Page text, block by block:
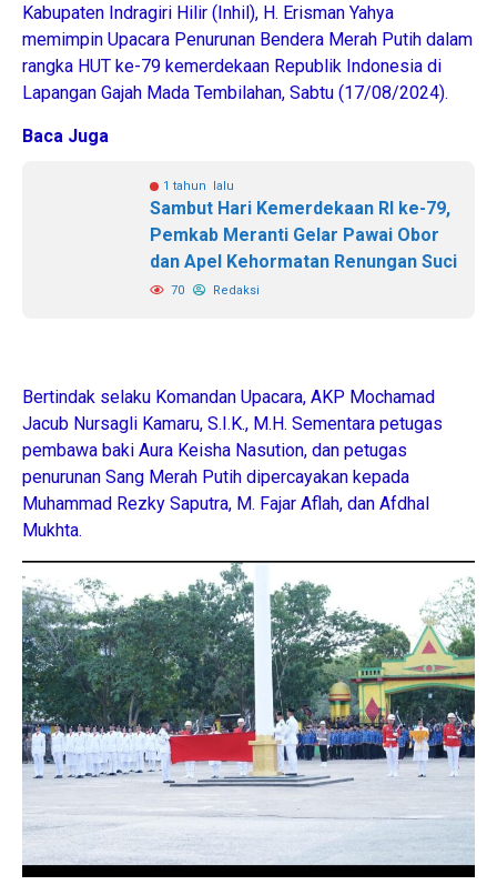
Kabupaten Indragiri Hilir (Inhil), H. Erisman Yahya
memimpin Upacara Penurunan Bendera Merah Putih dalam
rangka HUT ke-79 kemerdekaan Republik Indonesia di
Lapangan Gajah Mada Tembilahan, Sabtu (17/08/2024).
Baca Juga
1 tahun lalu
Sambut Hari Kemerdekaan RI ke-79,
Pemkab Meranti Gelar Pawai Obor
dan Apel Kehormatan Renungan Suci
70 Redaksi
Bertindak selaku Komandan Upacara, AKP Mochamad
Jacub Nursagli Kamaru, S.I.K., M.H. Sementara petugas
pembawa baki Aura Keisha Nasution, dan petugas
penurunan Sang Merah Putih dipercayakan kepada
Muhammad Rezky Saputra, M. Fajar Aflah, dan Afdhal
Mukhta.